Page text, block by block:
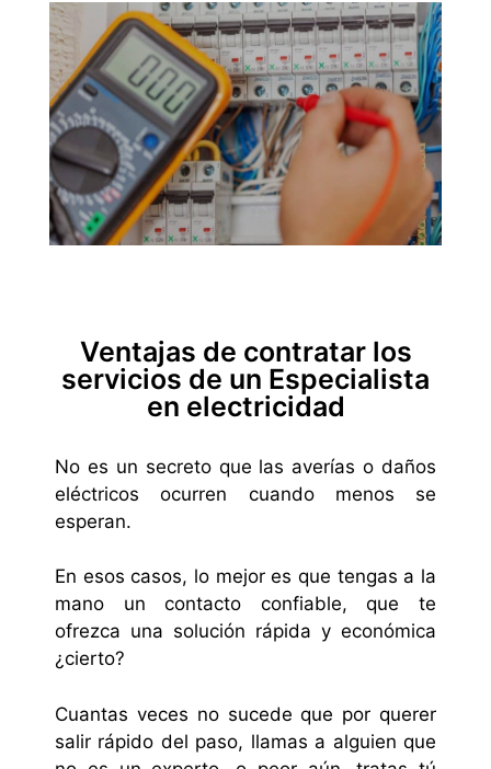
Ventajas de contratar los
servicios de un Especialista
en electricidad
No es un secreto que las averías o daños
eléctricos ocurren cuando menos se
esperan.
En esos casos, lo mejor es que tengas a la
mano un contacto confiable, que te
ofrezca una solución rápida y económica
¿cierto?
Cuantas veces no sucede que por querer
salir rápido del paso, llamas a alguien que